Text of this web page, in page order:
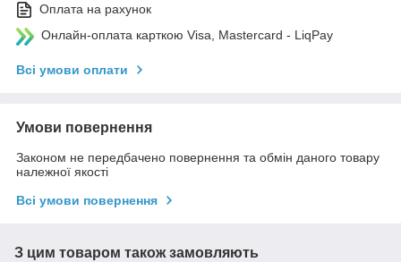
Оплата на рахунок
Онлайн-оплата карткою Visa, Mastercard - LiqPay
Всі умови оплати
Умови повернення
Законом не передбачено повернення та обмін даного товару
належної якості
Всі умови повернення
З цим товаром також замовляють